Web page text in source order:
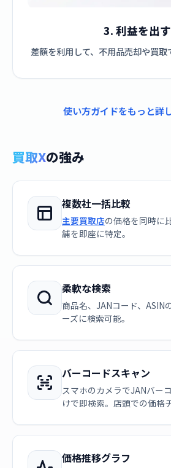
3. 利益を出す
差額を利用して、不用品売却や買取
使い方ガイドをもっと詳
買取Xの強み
複数社一括比較
主要買取店の価格を同時に
舗を即座に特定。
柔軟な検索
商品名、JANコード、ASIN
ーズに検索可能。
バーコードスキャン
スマホのカメラでJANバー
けで即検索。店頭での価格
価格推移グラフ